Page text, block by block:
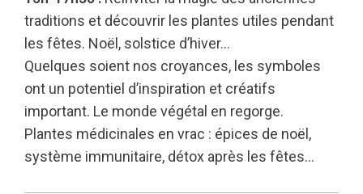
traditions et découvrir les plantes utiles pendant
les fêtes. Noël, solstice d’hiver…
Quelques soient nos croyances, les symboles
ont un potentiel d’inspiration et créatifs
important. Le monde végétal en regorge.
Plantes médicinales en vrac : épices de noël,
système immunitaire, détox après les fêtes…